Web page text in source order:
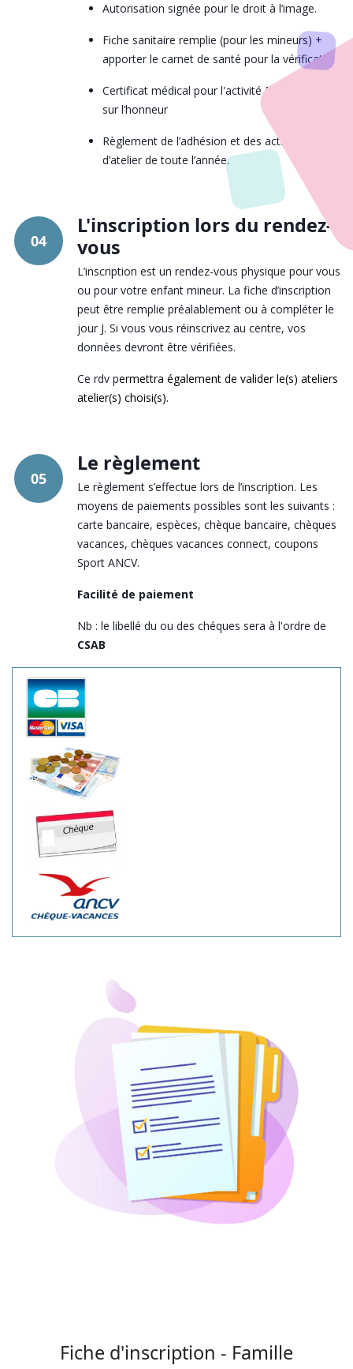
Autorisation signée pour le droit à l’image.
Fiche sanitaire remplie (pour les mineurs) +
apporter le carnet de santé pour la vérification
Certificat médical pour l'activité Boxe ou lettre
sur l’honneur
Règlement de l’adhésion et des activités
d’atelier de toute l’année.
04
L'inscription lors du rendez-
vous
L’inscription est un rendez-vous physique pour vous
ou pour votre enfant mineur. La fiche d’inscription
peut être remplie préalablement ou à compléter le
jour J. Si vous vous réinscrivez au centre, vos
données devront être vérifiées.
Ce rdv permettra également de valider le(s) ateliers
atelier(s) choisi(s).
05
Le règlement
Le règlement s’effectue lors de l’inscription. Les
moyens de paiements possibles sont les suivants :
carte bancaire, espèces, chèque bancaire, chèques
vacances, chèques vacances connect, coupons
Sport ANCV.
Facilité de paiement
Nb : le libellé du ou des chéques sera à l'ordre de
CSAB
Fiche d'inscription - Famille